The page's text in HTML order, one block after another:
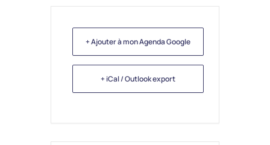
+ Ajouter à mon Agenda Google
+ iCal / Outlook export